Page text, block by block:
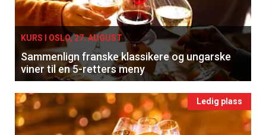
KURS I OSLO, 27. AUGUST
Sammenlign franske klassikere og ungarske
viner til en 5-retters meny
Ledig plass